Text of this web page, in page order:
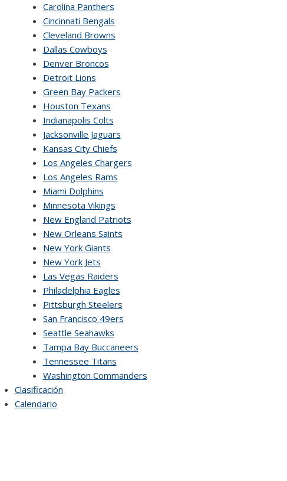
Carolina Panthers
Cincinnati Bengals
Cleveland Browns
Dallas Cowboys
Denver Broncos
Detroit Lions
Green Bay Packers
Houston Texans
Indianapolis Colts
Jacksonville Jaguars
Kansas City Chiefs
Los Angeles Chargers
Los Angeles Rams
Miami Dolphins
Minnesota Vikings
New England Patriots
New Orleans Saints
New York Giants
New York Jets
Las Vegas Raiders
Philadelphia Eagles
Pittsburgh Steelers
San Francisco 49ers
Seattle Seahawks
Tampa Bay Buccaneers
Tennessee Titans
Washington Commanders
Clasificación
Calendario